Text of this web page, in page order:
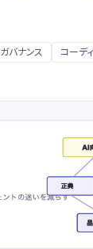
ガバナンス コーデ